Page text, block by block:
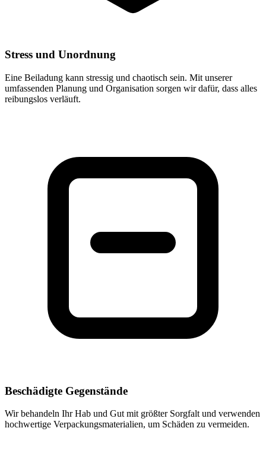
Stress und Unordnung
Eine Beiladung kann stressig und chaotisch sein. Mit unserer
umfassenden Planung und Organisation sorgen wir dafür, dass alles
reibungslos verläuft.
Beschädigte Gegenstände
Wir behandeln Ihr Hab und Gut mit größter Sorgfalt und verwenden
hochwertige Verpackungsmaterialien, um Schäden zu vermeiden.